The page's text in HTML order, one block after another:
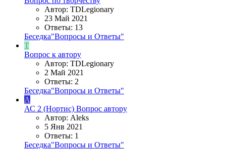
Автор: TDLegionary
23 Май 2021
Ответы: 13
Беседка"Вопросы и Ответы"
T
Вопрос к автору
Автор: TDLegionary
2 Май 2021
Ответы: 2
Беседка"Вопросы и Ответы"
A
АС 2 (Нортис) Вопрос автору
Автор: Aleks
5 Янв 2021
Ответы: 1
Беседка"Вопросы и Ответы"